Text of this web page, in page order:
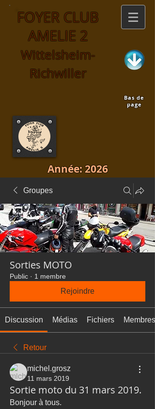
FOYER CLUB
AMELIE 2
Wittelsheim-
Richwiller
Bas de
page
Année: 2026
Groupes
Sorties MOTO
Public · 1 membre
Rejoindre
Discussion Médias Fichiers Membres
Retour
michel.grosz
11 mars 2019
Sortie moto du 31 mars 2019.
Bonjour à tous.